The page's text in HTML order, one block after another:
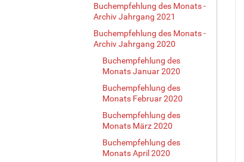
Buchempfehlung des Monats -
Archiv Jahrgang 2021
Buchempfehlung des Monats -
Archiv Jahrgang 2020
Buchempfehlung des
Monats Januar 2020
Buchempfehlung des
Monats Februar 2020
Buchempfehlung des
Monats März 2020
Buchempfehlung des
Monats April 2020